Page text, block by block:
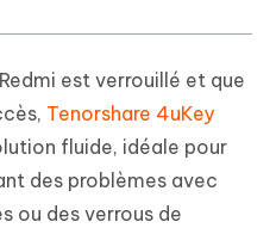
est verrouillé et que
Tenorshare 4uKey
fluide, idéale pour
des problèmes avec
ou des verrous de